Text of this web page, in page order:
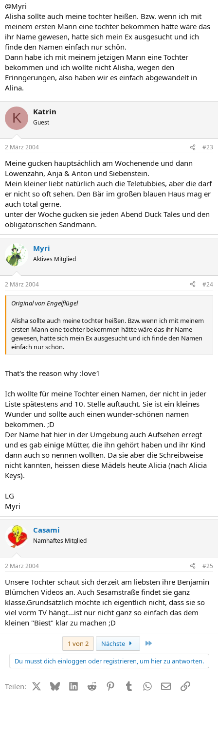
@Myri
Alisha sollte auch meine tochter heißen. Bzw. wenn ich mit
meinem ersten Mann eine tochter bekommen hätte wäre das
ihr Name gewesen, hatte sich mein Ex ausgesucht und ich
finde den Namen einfach nur schön.
Dann habe ich mit meinem jetzigen Mann eine Tochter
bekommen und ich wollte nicht Alisha, wegen den
Erinngerungen, also haben wir es einfach abgewandelt in
Alina.
K Katrin
Guest
2 März 2004 #23
Meine gucken hauptsächlich am Wochenende und dann
Löwenzahn, Anja & Anton und Siebenstein.
Mein kleiner liebt natürlich auch die Teletubbies, aber die darf
er nicht so oft sehen. Den Bär im großen blauen Haus mag er
auch total gerne.
unter der Woche gucken sie jeden Abend Duck Tales und den
obligatorischen Sandmann.
Myri
Aktives Mitglied
2 März 2004 #24
Original von Engelflügel
Alisha sollte auch meine tochter heißen. Bzw. wenn ich mit meinem
ersten Mann eine tochter bekommen hätte wäre das ihr Name
gewesen, hatte sich mein Ex ausgesucht und ich finde den Namen
einfach nur schön.
That's the reason why :love1
Ich wollte für meine Tochter einen Namen, der nicht in jeder
Liste spätestens and 10. Stelle auftaucht. Sie ist ein kleines
Wunder und sollte auch einen wunder-schönen namen
bekommen. ;D
Der Name hat hier in der Umgebung auch Aufsehen erregt
und es gab einige Mütter, die ihn gehört haben und ihr Kind
dann auch so nennen wollten. Da sie aber die Schreibweise
nicht kannten, heissen diese Mädels heute Alicia (nach Alicia
Keys).
LG
Myri
Casami
Namhaftes Mitglied
2 März 2004 #25
Unsere Tochter schaut sich derzeit am liebsten ihre Benjamin
Blümchen Videos an. Auch Sesamstraße findet sie ganz
klasse.Grundsätzlich möchte ich eigentlich nicht, dass sie so
viel vorm TV hängt...ist nur nicht ganz so einfach das dem
kleinen "Biest" klar zu machen ;D
1 von 2 Nächste
Du musst dich einloggen oder registrieren, um hier zu antworten.
Teilen: X (Twitter)
BlueskyLinkedIn
Reddit PinterestTumblr WhatsApp
E-MailLink